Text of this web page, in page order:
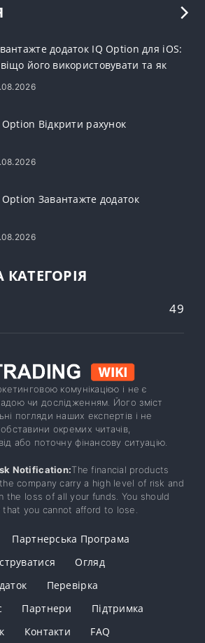
додаток IQ Option для iOS:
його використовувати та як
Option Відкрити рахунок
Option Завантажте додаток
49
комунікацією і не є
чи дослідженням. Його зміст
погляди наших експертів і не
окремих читачів,
або поточну фінансову ситуацію.
Notification:The financial products
company carry a high level of risk and
the loss of all your funds. You should
you cannot afford to lose.
Партнерська Програма
Огляд
Перевірка
Партнери
Підтримка
Контакти FAQ